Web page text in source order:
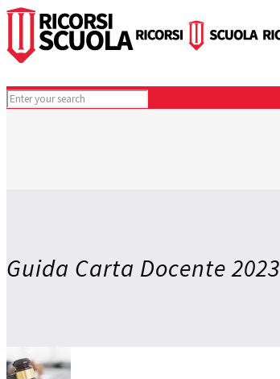
Guida Carta Docente 2023